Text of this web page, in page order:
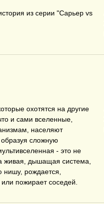
из серии "Сарьер vs
охотятся на другие
и сами вселенные,
населяют
сложную
- это не
живая, дышащая система,
нишу, рождается,
пожирает соседей.